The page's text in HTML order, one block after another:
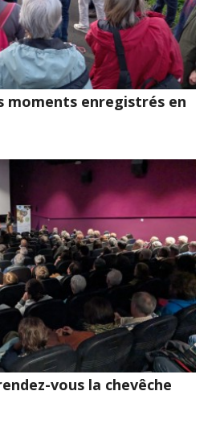
moments enregistrés en
vous la chevêche